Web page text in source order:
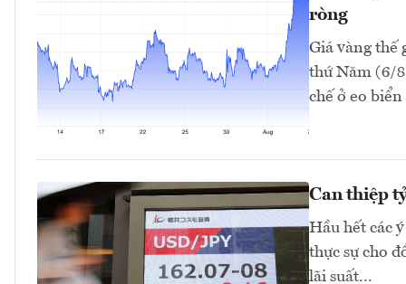
ròng
Giá vàng thế
thứ Năm (6/
chế ở eo
Can thiệp
Hầu hết các
thực sự cho
lãi suất...